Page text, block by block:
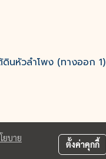
นหัวลำโพง (ทางออก 1)
ยบาย
ตั้งค่าคุกกี้